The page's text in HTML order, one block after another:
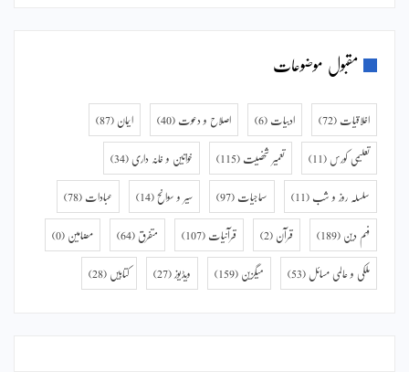
مقبول موضوعات
اخلاقیات (72) ادبیات (6) اصلاح و دعوت (40) ایمان (87)
تعلیمی کورس (11) تعمیر شخصیت (115) خواتین و خانہ داری (34)
سلسلہ روز و شب (11) سماجیات (97) سیر و سوانح (14) عبادات (78)
فہم دین (189) قرآن (2) قرآنیات (107) متفرق (64) مضامین (0)
ملکی و عالمی مسائل (53) میگزین (159) ویڈیوز (27) کتابیں (28)